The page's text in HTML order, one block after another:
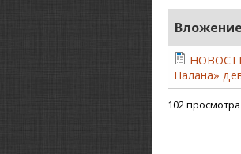
Вложение
Палана»
102 просмотра